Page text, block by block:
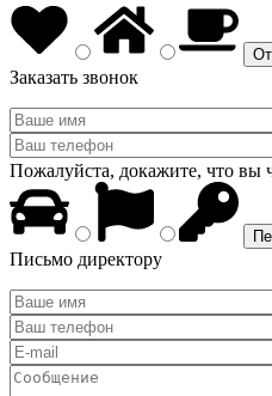
Заказать звонок
Пожалуйста, докажите, что вы
Письмо директору